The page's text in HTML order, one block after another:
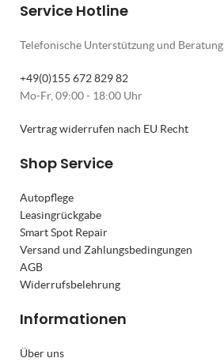
Service Hotline
Telefonische Unterstützung und Beratung
+49(0)155 672 829 82
Mo-Fr, 09:00 - 18:00 Uhr
Vertrag widerrufen nach EU Recht
Shop Service
Autopflege
Leasingrückgabe
Smart Spot Repair
Versand und Zahlungsbedingungen
AGB
Widerrufsbelehrung
Informationen
Über uns